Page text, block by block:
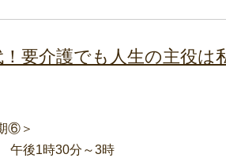
要介護でも人生の主役は
⑥＞
午後1時30分～3時